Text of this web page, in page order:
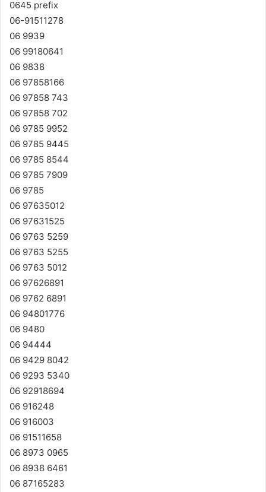
0645 prefix
06-91511278
06 9939
06 99180641
06 9838
06 97858166
06 97858 743
06 97858 702
06 9785 9952
06 9785 9445
06 9785 8544
06 9785 7909
06 9785
06 97635012
06 97631525
06 9763 5259
06 9763 5255
06 9763 5012
06 97626891
06 9762 6891
06 94801776
06 9480
06 94444
06 9429 8042
06 9293 5340
06 92918694
06 916248
06 916003
06 91511658
06 8973 0965
06 8938 6461
06 87165283